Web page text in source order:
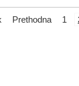
Prethodna 1